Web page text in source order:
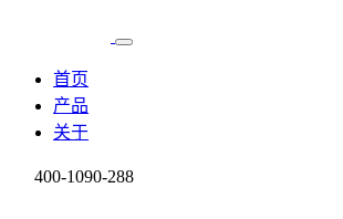
首页
产品
关于
400-1090-288